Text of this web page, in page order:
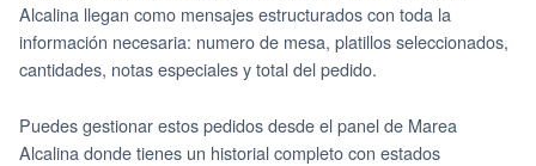
Alcalina llegan como mensajes estructurados con toda la
información necesaria: numero de mesa, platillos seleccionados,
cantidades, notas especiales y total del pedido.
Puedes gestionar estos pedidos desde el panel de Marea
Alcalina donde tienes un historial completo con estados